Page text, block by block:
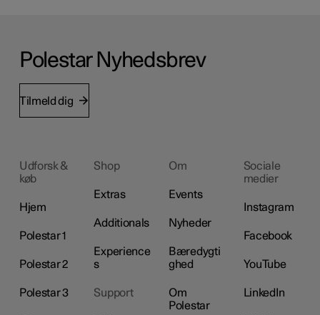
Polestar Nyhedsbrev
Tilmeld dig
Udforsk &
køb
Hjem
Polestar 1
Polestar 2
Polestar 3
Shop
Extras
Additionals
Experience
s
Support
Om
Events
Nyheder
Bæredygti
ghed
Om
Polestar
Sociale
medier
Instagram
Facebook
YouTube
LinkedIn